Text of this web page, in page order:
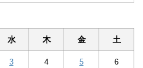
水 木 金 土
3 4 5 6